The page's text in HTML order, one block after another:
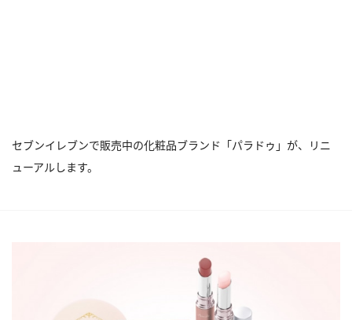
セブンイレブンで販売中の化粧品ブランド「パラドゥ」が、リニ
ューアルします。